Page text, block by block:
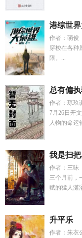
港综世
作者：萌俊
穿梭在各种
限。...
总有偏
作者：琼玖
7月26日开
人物的命运
我是扫把
作者：三昧
三个月前，
赋的猛人潇
升平乐
作者：朱衣